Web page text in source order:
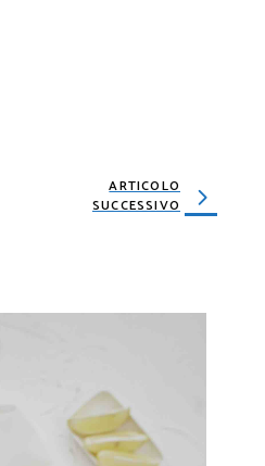
ARTICOLO
SUCCESSIVO